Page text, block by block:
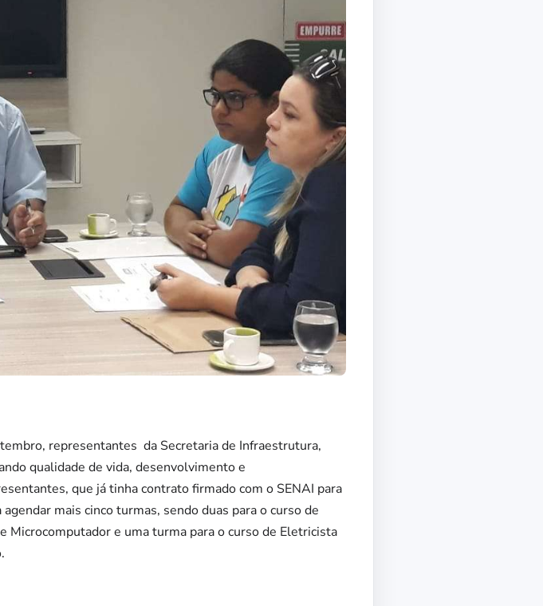
representantes da Secretaria de Infraestrutura,
qualidade de vida, desenvolvimento e
que já tinha contrato firmado com o SENAI para
mais cinco turmas, sendo duas para o curso de
Microcomputador e uma turma para o curso de Eletricista